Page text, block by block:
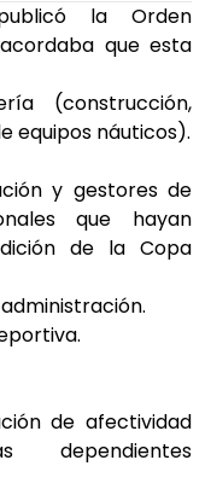
la Orden
que esta
(construcción,
equipos náuticos).
y gestores de
que hayan
de la Copa
de afectividad
dependientes